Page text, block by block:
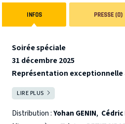
INFOS PRESSE (0)
Soirée spéciale
31 décembre 2025
Représentation exceptionnelle
formule Dîner & Spectacle 120 €/
(Meilleur spectacle – Théâtre
Solès, Metteur en scène pour
LIRE PLUS
Distribution :Yohan GENIN, Cédric